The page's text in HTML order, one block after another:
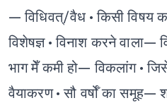
— विधिवत्/वैध • किसी विषय
विशेषज्ञ • विनाश करने वाला—
भाग मेँ कमी हो— विकलांग •
वैयाकरण • सौ वर्षोँ का समूह—